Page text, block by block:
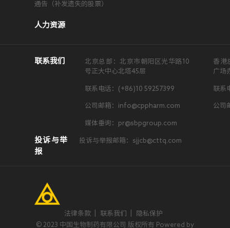
通告（补发遗失的股票）
人力资源
联系我们
北京总部：北京市朝阳区光华路10
号正大中心北塔45层
联系电话：(+86)10 59257399
公司邮箱：info@cppharm.com
媒体垂询：pr@sbpgroup.com
香港
广场
联系
公司
投诉与举
报
投诉与举报邮箱：sjjcb@cttq.com
法律条款 联系我们
隐私保护
© 2023 中国生物制药有限公司 版权所有 Powered by